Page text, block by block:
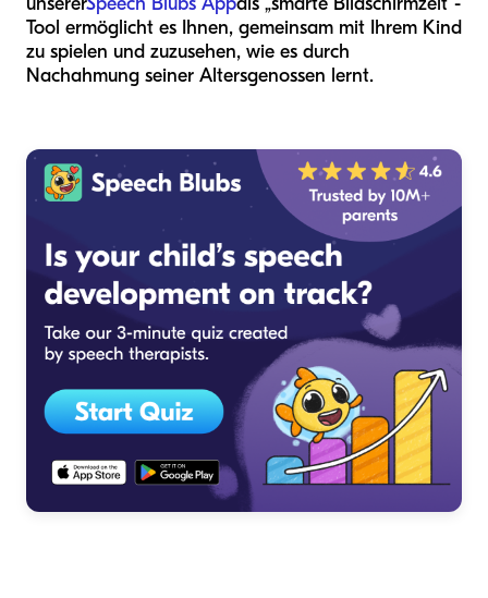
Tool ermöglicht es Ihnen, gemeinsam mit Ihrem Kind
zu spielen und zuzusehen, wie es durch
Nachahmung seiner Altersgenossen lernt.